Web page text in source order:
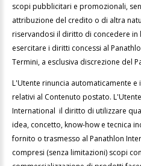
scopi pubblicitari e promozionali,
attribuzione del credito o di altra
riservandosi il diritto di concedere in
esercitare i diritti concessi al
Termini, a esclusiva discrezione del
L'Utente rinuncia automaticamente
relativi al Contenuto postato.
International il diritto di utilizzare
idea, concetto, know-how e tecnica
fornito o trasmesso al Panathlon
compresi (senza limitazioni) scopi